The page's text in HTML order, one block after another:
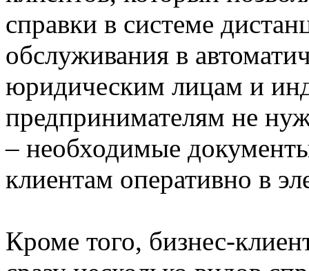
справки в системе
обслуживания в
юридическим лицам и
предпринимателям не
– необходимые
клиентам оперативно в
Кроме того, бизнес-